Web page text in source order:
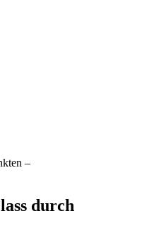
–
durch